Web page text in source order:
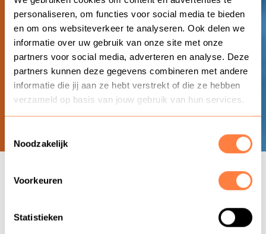
personaliseren, om functies voor social media te bieden
en om ons websiteverkeer te analyseren. Ook delen we
informatie over uw gebruik van onze site met onze
partners voor social media, adverteren en analyse. Deze
partners kunnen deze gegevens combineren met andere
informatie die jij aan ze hebt verstrekt of die ze hebben
verzameld op basis van jouw gebruik van hun services.
Noodzakelijk
Voorkeuren
Statistieken
< Terug naar Training & Coaching